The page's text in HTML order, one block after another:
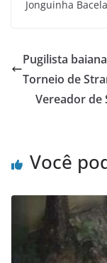
Jonguinha
Pugilista
Torneio de
Vereador de
Você